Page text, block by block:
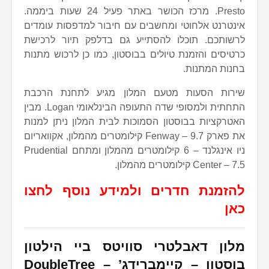
Presto. מרכז הכושר באתר פעיל 24 שעות ביממה.
אינטרנט אלחוטי ומחשבים עם חיבור למדפסות עומדים
לרשותכם. תוכלו להסתייע גם בדלפק תיור לרכישת
כרטיסים והזמנת טיולים בבוסטון, כמו כן לרכוש מתנות
בחנות המתנות.
שירות הסעות מטעם המלון מגיע לתחנת הרכבת
התחתית ולמסופי שדה התעופה הבינלאומי Logan. מבין
האטרקציות בבוסטון הסמוכות לבית המלון ניתן למנות
את פארק Fenway – 9.7 קילומטרים מהמלון, אקוואריום
ניו אינגלנד – 6 קילומטרים מהמלון ומתחם Prudential
Center – 7.5 קילומטרים מהמלון.
להזמנת חדרים ולמידע נוסף לחצו
כאן
מלון דאבלטרי סוויטס ביי הילטון
בוסטון – קיימברידג’ – DoubleTree